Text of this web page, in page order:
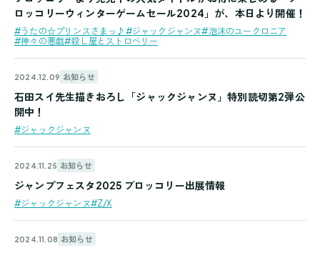
#うたの☆プリンスさまっ♪ #ジャックジャンヌ#泡沫のユークロニア
#神々の悪戯#殺し屋とストロベリー
ロッコリーウィンターゲームセール2024」が、本日より開催！
2024.12.09 お知らせ
#ジャックジャンヌ
石田スイ先生描きおろし「ジャックジャンヌ」特別読切第2弾公
開中！
2024.11.25 お知らせ
#ジャックジャンヌ#Z/X
ジャンプフェスタ2025 ブロッコリー出展情報
2024.11.08 お知らせ